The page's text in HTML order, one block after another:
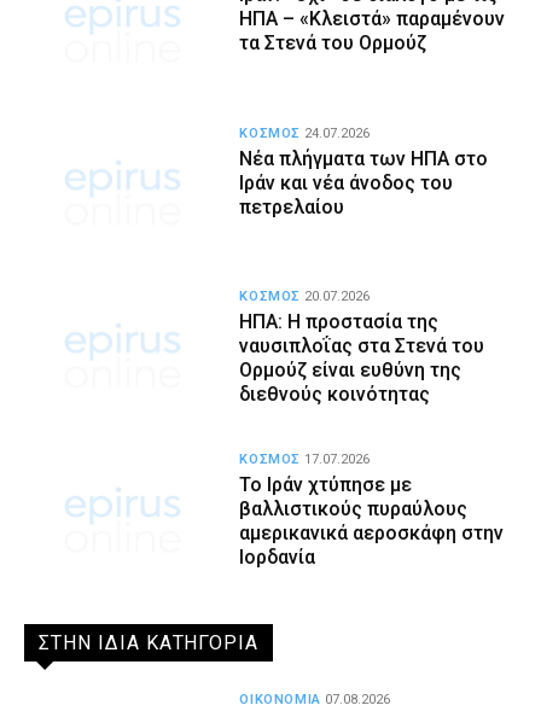
ΗΠΑ – «Κλειστά» παραμένουν
τα Στενά του Ορμούζ
Νέα πλήγματα των ΗΠΑ στο
Ιράν και νέα άνοδος του
πετρελαίου
ΚΟΣΜΟΣ 24.07.2026
ΗΠΑ: Η προστασία της
ναυσιπλοΐας στα Στενά του
Ορμούζ είναι ευθύνη της
διεθνούς κοινότητας
ΚΟΣΜΟΣ 20.07.2026
Το Ιράν χτύπησε με
βαλλιστικούς πυραύλους
αμερικανικά αεροσκάφη στην
Ιορδανία
ΚΟΣΜΟΣ 17.07.2026
ΣΤΗΝ ΙΔΙΑ ΚΑΤΗΓΟΡΙΑ
ΟΙΚΟΝΟΜΙΑ 07.08.2026